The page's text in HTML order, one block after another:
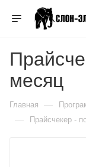
месяц
Главная —
— Прайсчекер -